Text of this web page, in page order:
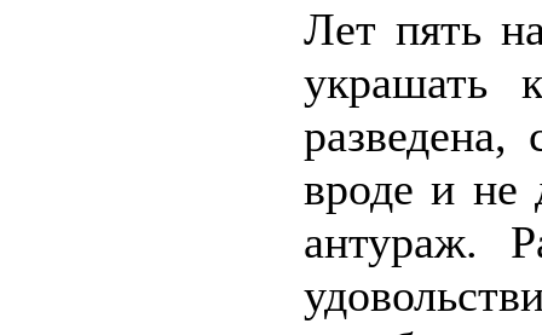
Лет пять
украшать
вроде и не
антураж.